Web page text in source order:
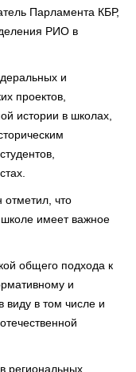
Парламента КБР,
РИО в
и
проектов,
истории в школах,
что
имеет важное
общего подхода к
и
в том числе и
региональных